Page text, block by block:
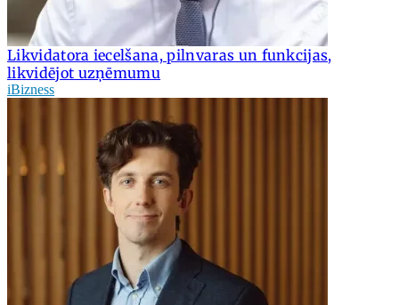
Likvidatora iecelšana, pilnvaras un funkcijas,
likvidējot uzņēmumu
iBizness